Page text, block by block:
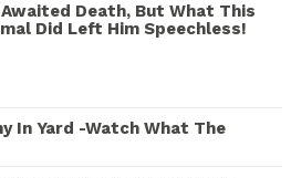
Awaited Death, But What This
Did Left Him Speechless!
In Yard -Watch What The